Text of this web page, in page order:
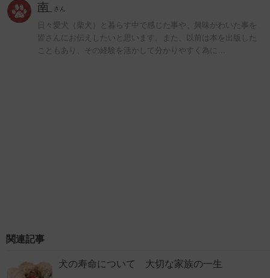
南 さん
日々愛犬（柴犬）と暮らす中で感じた事や、興味がわいた事を
皆さんにお伝えしたいと思います。また、以前は本を出版した
こともあり、その経験を活かして分かりやすく為に…
関連記事
犬の寿命について 大切な家族の一生